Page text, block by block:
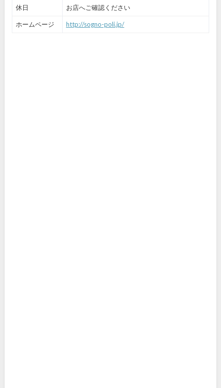
休日 お店へご確認ください
ホームページ http://sogno-poli.jp/